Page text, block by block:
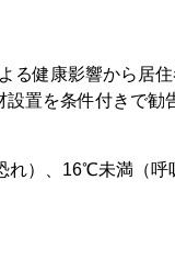
る健康影響から居
置を条件付きで
）、16℃未満（